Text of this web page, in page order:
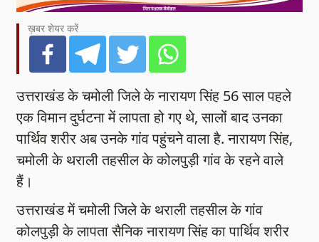
ख़बर शेयर करें
उत्तराखंड के चमोली जिले के नारायण सिंह 56 साल पहले
एक विमान दुर्घटना में लापता हो गए थे, सालों बाद उनका
पार्थिव शरीर अब उनके गांव पहुंचने वाला है. नारायण सिंह,
चमोली के थराली तहसील के कोलपुड़ी गांव के रहने वाले
हैं।
उत्तराखंड में चमोली जिले के थराली तहसील के गांव
कोलपुड़ी के लापता सैनिक नारायण सिंह का पार्थिव शरीर